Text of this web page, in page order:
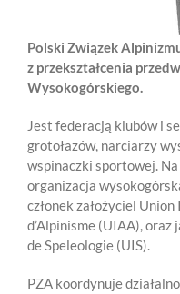
Polski Związek
z przekształcenia
Wysokogórskiego.
Jest federacją klubów i
grotołazów, narciarzy
wspinaczki sportowej.
organizacja
członek założyciel
d’Alpinisme (UIAA),
de Speleologie (UIS).
PZA koordynuje